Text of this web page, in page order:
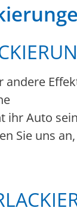
andere
ihr Auto
Sie uns